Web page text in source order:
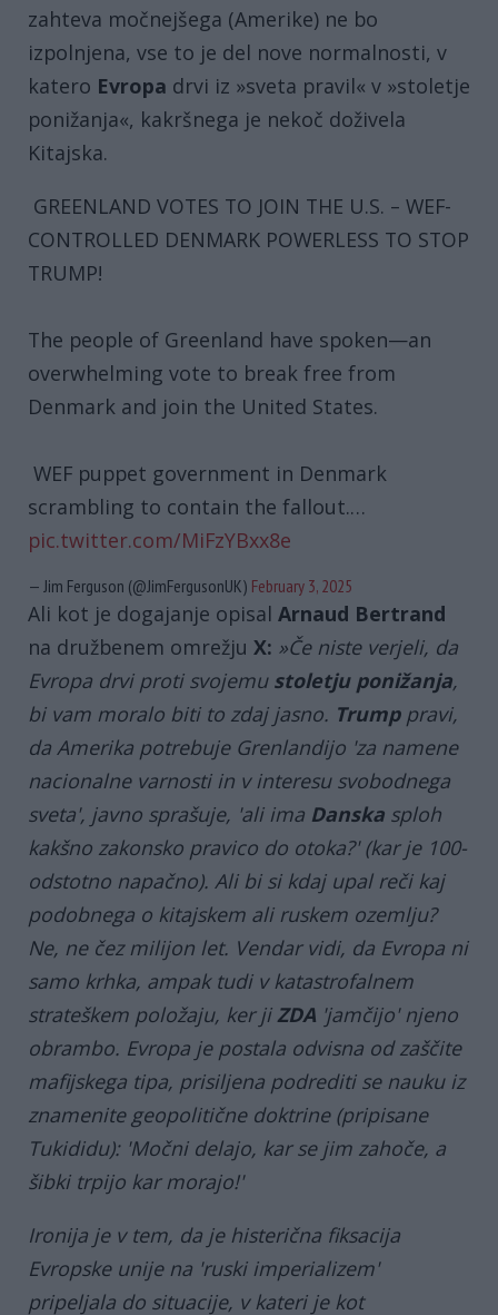
zahteva močnejšega (Amerike) ne bo
izpolnjena, vse to je del nove normalnosti, v
katero Evropa drvi iz »sveta pravil« v »stoletje
ponižanja«, kakršnega je nekoč doživela
Kitajska.
GREENLAND VOTES TO JOIN THE U.S. – WEF-
CONTROLLED DENMARK POWERLESS TO STOP
TRUMP!
The people of Greenland have spoken—an
overwhelming vote to break free from
Denmark and join the United States.
WEF puppet government in Denmark
scrambling to contain the fallout.…
pic.twitter.com/MiFzYBxx8e
— Jim Ferguson (@JimFergusonUK) February 3, 2025
Ali kot je dogajanje opisal Arnaud Bertrand
na družbenem omrežju X: »Če niste verjeli, da
Evropa drvi proti svojemu stoletju ponižanja,
bi vam moralo biti to zdaj jasno. Trumppravi,
da Amerika potrebuje Grenlandijo 'za namene
nacionalne varnosti in v interesu svobodnega
sveta', javno sprašuje, 'ali ima Danska sploh
kakšno zakonsko pravico do otoka?' (kar je 100-
odstotno napačno). Ali bi si kdaj upal reči kaj
podobnega o kitajskem ali ruskem ozemlju?
Ne, ne čez milijon let. Vendar vidi, da Evropa ni
samo krhka, ampak tudi v katastrofalnem
strateškem položaju, ker jiZDA 'jamčijo' njeno
obrambo. Evropa je postala odvisna od zaščite
mafijskega tipa, prisiljena podrediti se nauku iz
znamenite geopolitične doktrine (pripisane
Tukididu): 'Močni delajo, kar se jim zahoče, a
šibki trpijo kar morajo!'
Ironija je v tem, da je histerična fiksacija
Evropske unije na 'ruski imperializem'
pripeljala do situacije, v kateri je kot